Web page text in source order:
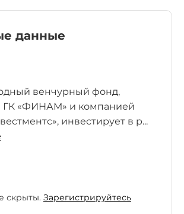
данные
венчурный фонд,
ГК «ФИНАМ» и компанией
инвестирует в р...
скрыты. Зарегистрируйтесь